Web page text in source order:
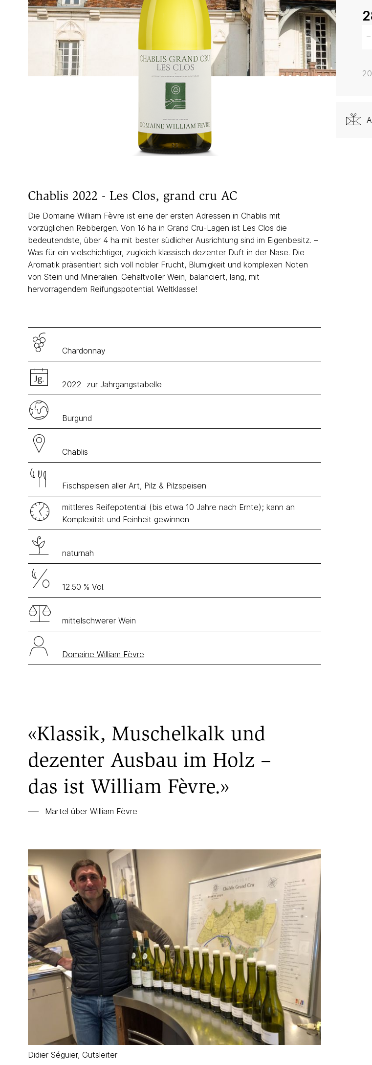
–
Chablis 2022 - Les Clos, grand cru AC
Die Domaine William Fèvre ist eine der ersten Adressen in Chablis mit
vorzüglichen Rebbergen. Von 16 ha in Grand Cru-Lagen ist Les Clos die
bedeutendste, über 4 ha mit bester südlicher Ausrichtung sind im Eigenbesitz. –
Was für ein vielschichtiger, zugleich klassisch dezenter Duft in der Nase. Die
Aromatik präsentiert sich voll nobler Frucht, Blumigkeit und komplexen Noten
von Stein und Mineralien. Gehaltvoller Wein, balanciert, lang, mit
hervorragendem Reifungspotential. Weltklasse!
Chardonnay
2022 zur Jahrgangstabelle
Burgund
Chablis
Fischspeisen aller Art, Pilz & Pilzspeisen
mittleres Reifepotential (bis etwa 10 Jahre nach Ernte); kann an
Komplexität und Feinheit gewinnen
naturnah
12.50 % Vol.
mittelschwerer Wein
Domaine William Fèvre
«Klassik, Muschelkalk und
dezenter Ausbau im Holz –
das ist William Fèvre.»
Martel über William Fèvre
Didier Séguier, Gutsleiter